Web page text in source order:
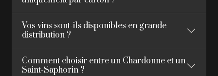
Vos vins sont-ils disponibles en grande
distribution ?
Comment choisir entre un Chardonne et un
Saint-Saphorin ?